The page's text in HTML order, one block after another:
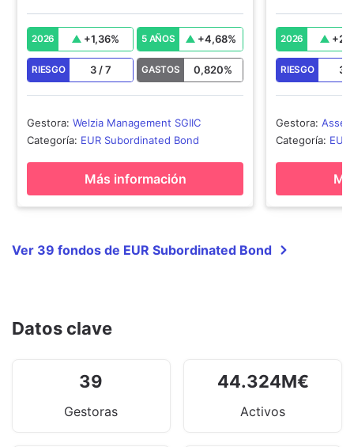
2026 +1,36% 5 AÑOS +4,68%
RIESGO 3 /7 GASTOS 0,820%
Gestora: Welzia Management SGIIC
Categoría: EUR Subordinated Bond
Más información
2026 +
RIESGO 3
Gestora:
SA
Categoría:
Ver 39 fondos de EUR Subordinated Bond
Datos clave
39
Gestoras
44.324M€
Activos